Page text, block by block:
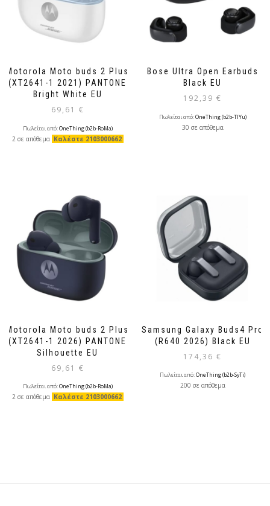
Motorola Moto buds 2 Plus
(XT2641-1 2021) PANTONE
Bright White EU
69,61 €
Πωλείται από:OneThing (b2b-RoMa)
2 σε απόθεμα Καλέστε 2103000662
Bose Ultra Open Earbuds
Black EU
192,39 €
Πωλείται από:OneThing (b2b-TlYu)
30 σε απόθεμα
Motorola Μoto buds 2 Plus
(XT2641-1 2026) PANTONE
Silhouette EU
69,61 €
Πωλείται από:OneThing (b2b-RoMa)
2 σε απόθεμα Καλέστε 2103000662
Samsung Galaxy Buds4 Pro
(R640 2026) Black EU
174,36 €
Πωλείται από:OneThing (b2b-SyTi)
200 σε απόθεμα